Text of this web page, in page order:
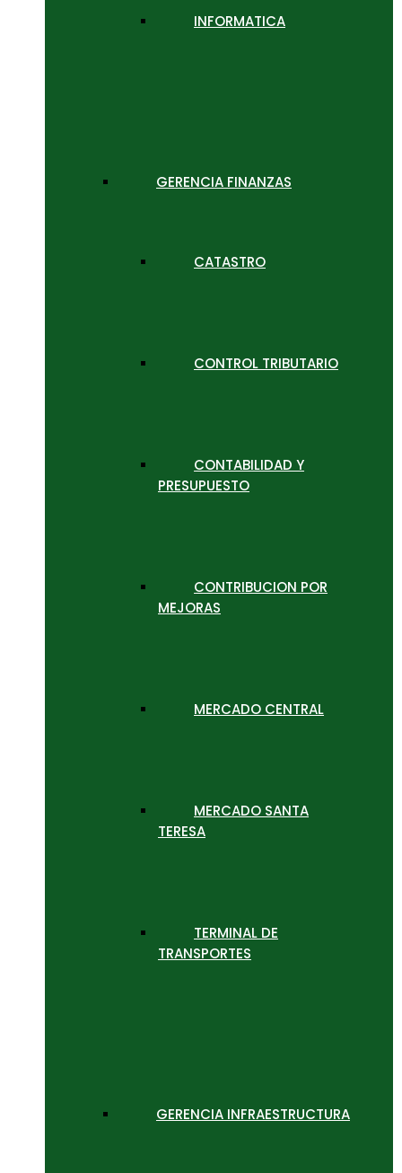
INFORMATICA
GERENCIA FINANZAS
CATASTRO
CONTROL TRIBUTARIO
CONTABILIDAD Y
PRESUPUESTO
CONTRIBUCION POR
MEJORAS
MERCADO CENTRAL
MERCADO SANTA
TERESA
TERMINAL DE
TRANSPORTES
GERENCIA INFRAESTRUCTURA